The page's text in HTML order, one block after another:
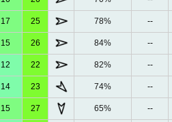
17 25 78% --
15 26 84% --
12 22 82% --
14 23 74% --
15 27 65% --